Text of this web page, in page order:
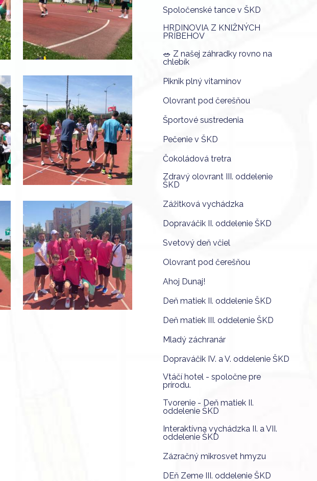
Spoločenské tance v ŠKD
HRDINOVIA Z KNIŽNÝCH
PRÍBEHOV
🥗 Z našej záhradky rovno na
chlebík
Piknik plný vitamínov
Olovrant pod čerešňou
Športové sustredenia
Pečenie v ŠKD
Čokoládová tretra
Zdravý olovrant III. oddelenie
ŠKD
Zážitková vychádzka
Dopraváčik II. oddelenie ŠKD
Svetový deň včiel
Olovrant pod čerešňou
Ahoj Dunaj!
Deň matiek II. oddelenie ŠKD
Deň matiek III. oddelenie ŠKD
Mladý záchranár
Dopraváčik IV. a V. oddelenie ŠKD
Vtáčí hotel - spoločne pre
prírodu.
Tvorenie - Deň matiek II.
oddelenie ŠKD
Interaktívna vychádzka II. a VII.
oddelenie ŠKD
Zázračný mikrosvet hmyzu
DEň Zeme III. oddelenie ŠKD